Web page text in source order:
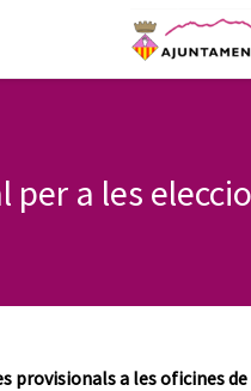
per a les
provisionals a les oficines